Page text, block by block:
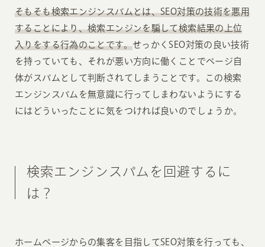
そもそも検索エンジンスパムとは、SEO対策の技術を悪用
することにより、検索エンジンを騙して検索結果の上位
入りをする行為のことです。せっかくSEO対策の良い技術
を持っていても、それが悪い方向に働くことでページ自
体がスパムとして判断されてしまうことです。この検索
エンジンスパムを無意識に行ってしまわないようにする
にはどういったことに気をつければ良いのでしょうか。
検索エンジンスパムを回避するに
は？
ホームページからの集客を目指してSEO対策を行っても、